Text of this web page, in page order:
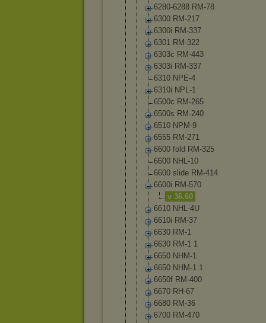
6280-6288 RM-78
6300 RM-217
6300i RM-337
6301 RM-322
6303c RM-443
6303i RM-337
6310 NPE-4
6310i NPL-1
6500c RM-265
6500s RM-240
6510 NPM-9
6555 RM-271
6600 fold RM-325
6600 NHL-10
6600 slide RM-414
6600i RM-570
v 36.60
6610 NHL-4U
6610i RM-37
6630 RM-1
6630 RM-1 1
6650 NHM-1
6650 NHM-1 1
6650f RM-400
6670 RH-67
6680 RM-36
6700 RM-470